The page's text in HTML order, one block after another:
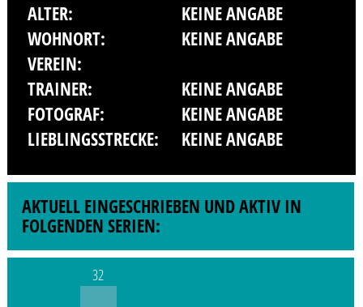
ALTER:
KEINE ANGABE
WOHNORT:
KEINE ANGABE
VEREIN:
TRAINER:
KEINE ANGABE
FOTOGRAF:
KEINE ANGABE
LIEBLINGSSTRECKE:
KEINE ANGABE
AKTUELL EINGESCHRIEBEN UND AKTIV IN
FOLGENDEN SERIEN:
32